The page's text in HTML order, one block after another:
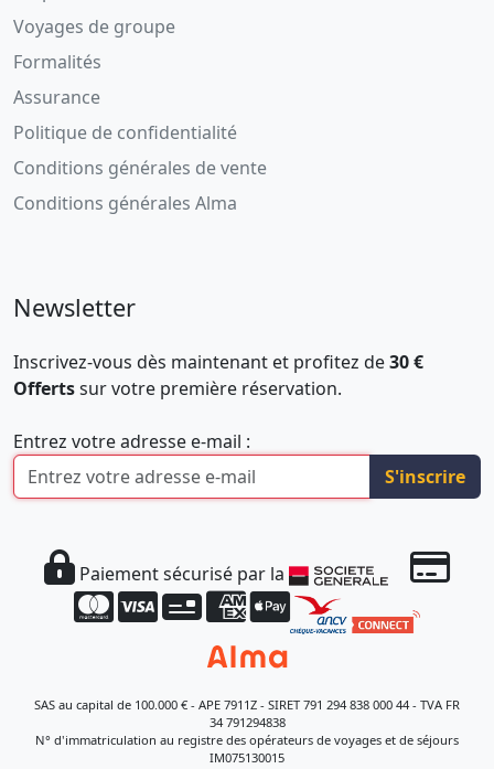
Voyages de groupe
Formalités
Assurance
Politique de confidentialité
Conditions générales de vente
Conditions générales Alma
Newsletter
Inscrivez-vous dès maintenant et profitez de30 €
Offertssur votre première réservation.
Entrez votre adresse e-mail :
S'inscrire
Paiement sécurisé par la
SAS au capital de 100.000 € - APE 7911Z - SIRET 791 294 838 000 44 - TVA FR
34 791294838
N° d'immatriculation au registre des opérateurs de voyages et de séjours
IM075130015